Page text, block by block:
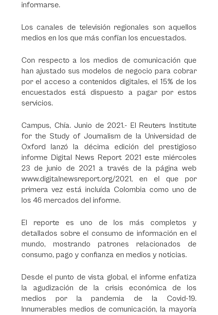
informarse.
Los canales de televisión regionales son aquellos
medios en los que más confían los encuestados.
Con respecto a los medios de comunicación que
han ajustado sus modelos de negocio para cobrar
por el acceso a contenidos digitales, el 15% de los
encuestados está dispuesto a pagar por estos
servicios.
Campus, Chía. Junio de 2021.- El Reuters Institute
for the Study of Journalism de la Universidad de
Oxford lanzó la décima edición del prestigioso
informe Digital News Report 2021 este miércoles
23 de junio de 2021 a través de la página web
www.digitalnewsreport.org/2021, en el que por
primera vez está incluída Colombia como uno de
los 46 mercados del informe.
El reporte es uno de los más completos y
detallados sobre el consumo de información en el
mundo, mostrando patrones relacionados de
consumo, pago y confianza en medios y noticias.
Desde el punto de vista global, el informe enfatiza
la agudización de la crisis económica de los
medios por la pandemia de la Covid-19.
Innumerables medios de comunicación, la mayoría